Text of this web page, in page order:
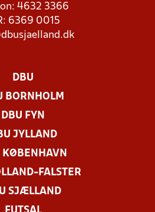
4632 3366
6369 0015
DBU
BORNHOLM
DBU FYN
JYLLAND
KØBENHAVN
FALSTER
SJÆLLAND